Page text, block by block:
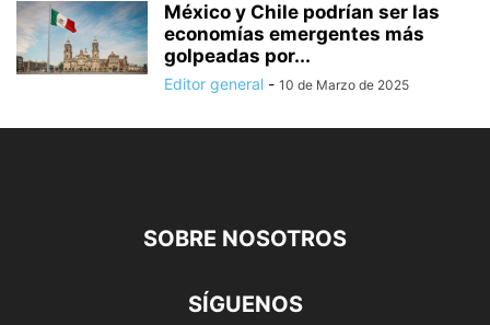
México y Chile podrían ser las
economías emergentes más
golpeadas por...
Editor general - 10 de Marzo de 2025
SOBRE NOSOTROS
SÍGUENOS